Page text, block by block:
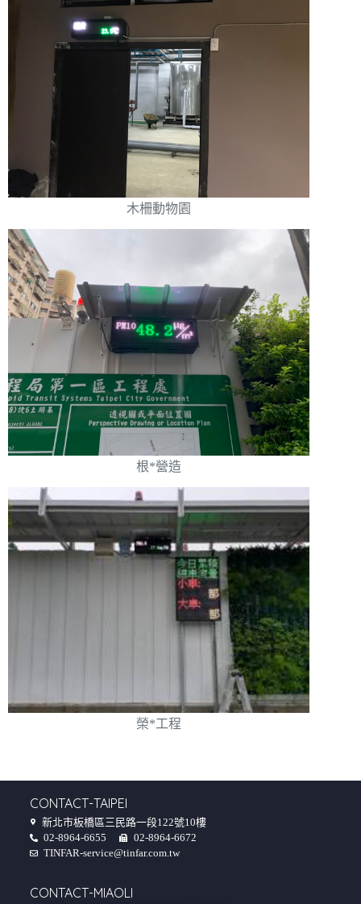
木柵動物園
根*營造
榮*工程
CONTACT-TAIPEI
新北市板橋區三民路一段122號10樓
02-8964-6655
02-8964-6672
TINFAR-service@tinfar.com.tw
CONTACT-MIAOLI